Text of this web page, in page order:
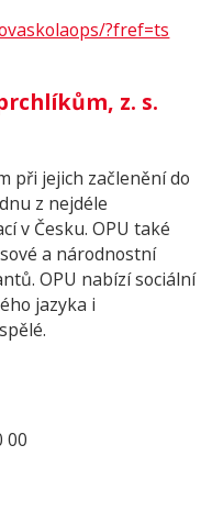
?fref=ts
z. s.
při jejich začlenění do
z nejdéle
v Česku. OPU také
a národnostní
OPU nabízí sociální
jazyka i
00